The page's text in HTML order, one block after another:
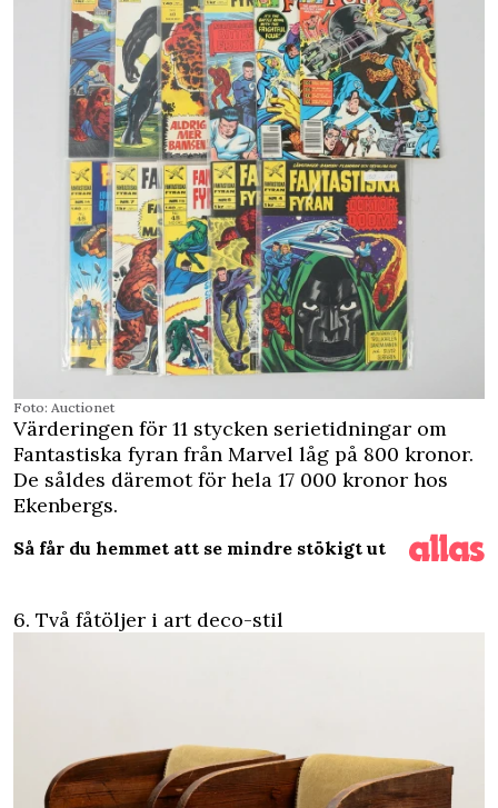
Foto: Auctionet
Värderingen för 11 stycken serietidningar om
Fantastiska fyran från Marvel låg på 800 kronor.
De såldes däremot för hela 17 000 kronor hos
Ekenbergs.
Så får du hemmet att se mindre stökigt ut
6. Två fåtöljer i art deco-stil